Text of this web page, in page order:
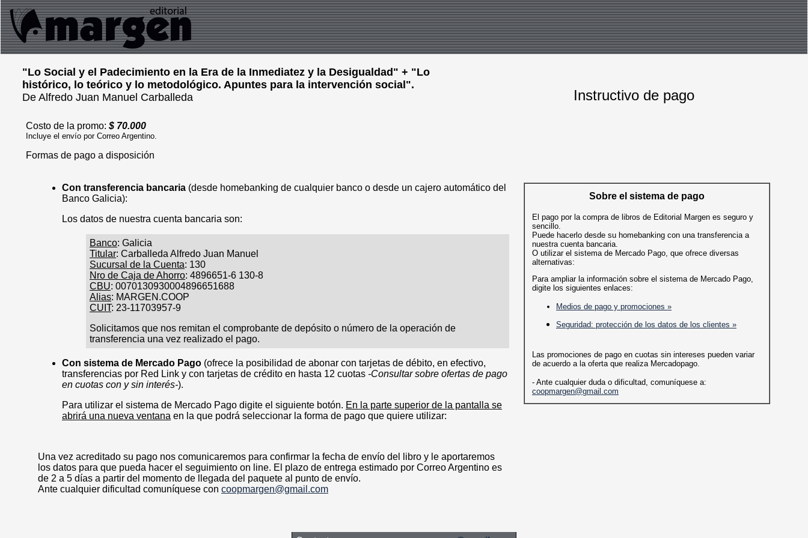
"Lo Social y el Padecimiento en la Era de la Inmediatez y la Desigualdad" + "Lo
histórico, lo teórico y lo metodológico. Apuntes para la intervención social".
De Alfredo Juan Manuel Carballeda
Instructivo de pago
Costo de la promo: $ 70.000
Incluye el envío por Correo Argentino.
Formas de pago a disposición
Con transferencia bancaria (desde homebanking de cualquier banco o desde un cajero automático del
Banco Galicia):
Los datos de nuestra cuenta bancaria son:
Banco: Galicia
Titular: Carballeda Alfredo Juan Manuel
Sucursal de la Cuenta: 130
Nro de Caja de Ahorro: 4896651-6 130-8
CBU: 0070130930004896651688
Alias: MARGEN.COOP
CUIT: 23-11703957-9
Solicitamos que nos remitan el comprobante de depósito o número de la operación de
transferencia una vez realizado el pago.
Con sistema de Mercado Pago (ofrece la posibilidad de abonar con tarjetas de débito, en efectivo,
transferencias por Red Link y con tarjetas de crédito en hasta 12 cuotas -Consultar sobre ofertas de pago
en cuotas con y sin interés-).
Para utilizar el sistema de Mercado Pago digite el siguiente botón. En la parte superior de la pantalla se
abrirá una nueva ventana en la que podrá seleccionar la forma de pago que quiere utilizar:
Una vez acreditado su pago nos comunicaremos para confirmar la fecha de envío del libro y le aportaremos
los datos para que pueda hacer el seguimiento on line. El plazo de entrega estimado por Correo Argentino es
de 2 a 5 días a partir del momento de llegada del paquete al punto de envío.
Ante cualquier dificultad comuníquese con coopmargen@gmail.com
Sobre el sistema de pago
El pago por la compra de libros de Editorial Margen es seguro y
sencillo.
Puede hacerlo desde su homebanking con una transferencia a
nuestra cuenta bancaria.
O utilizar el sistema de Mercado Pago, que ofrece diversas
alternativas:
Para ampliar la información sobre el sistema de Mercado Pago,
digite los siguientes enlaces:
Medios de pago y promociones »
Seguridad: protección de los datos de los clientes »
Las promociones de pago en cuotas sin intereses pueden variar
de acuerdo a la oferta que realiza Mercadopago.
- Ante cualquier duda o dificultad, comuníquese a:
coopmargen@gmail.com